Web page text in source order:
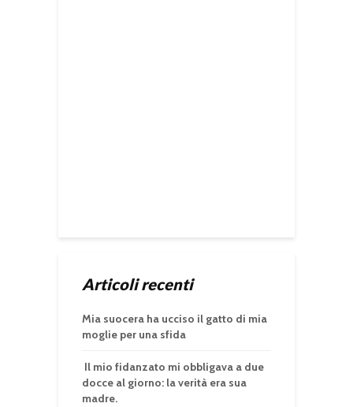
Articoli recenti
Mia suocera ha ucciso il gatto di mia
moglie per una sfida
Il mio fidanzato mi obbligava a due
docce al giorno: la verità era sua
madre.